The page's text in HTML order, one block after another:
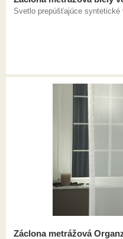
Svetlo prepúšťajúce syntetické
Záclona metrážová